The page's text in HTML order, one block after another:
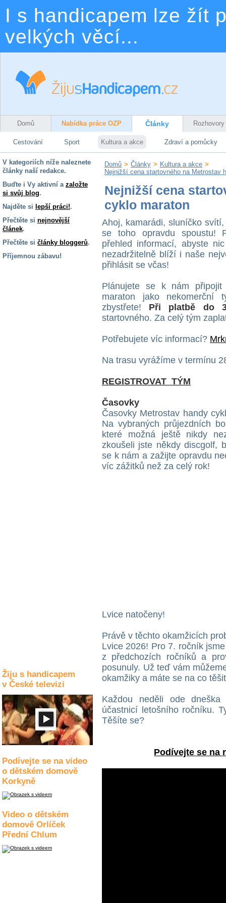
I s handicapem lze žít
velkých věcí...
Domů Nabídka práce OZP Články Rozhovory
Cestování Sport Kultura a akce Zdraví a pomůcky
V kategoriích níže naleznete
články naší redakce.
Buďte i Vy aktivní a založte
si svůj blog.
Najděte si lepší práci!.
Přečtěte si nejnovější
článek.
Přečtěte si články bloggerů.
Příjemnou zábavu!
Žiju s handicapem
v České televizi
Podívejte se na video
o dětském domově
Korkyně
Video o dětském
domově Orlíček
Přední Chlum
Domů > Články > Kultura a akce >
Nejnižší cena startovného na Metrostav
Nejnižší cena
cyklo maraton
Ahoj, kamarádi, sluníčko
se toho opravdu spoustu!
přehled informací, abyste
nezadržitelně blíží i naše
přihlásit se včas!
Plánujete se k nám
maraton jako nekomerční
zbystřete! Při platbě do
startovného. Za celý tým
Potřebujete víc informací?
Na trasu vyrážíme v termínu
REGISTROVAT TÝM
Časovky
Časovky Metrostav handy
Na vybraných průjezdních
které možná ještě nikdy
zkoušeli jste někdy discgolf,
se k nám a zažijte opravdu
víc zážitků než za celý rok!
Lvice natočeny!
Právě v těchto okamžicích
Lvice 2026! Pro 7. ročník
z předchozích ročníků a
posunuly. Už teď vám
okamžiky a máte se na co
Každou neděli ode
účastnicí letošního ročníku.
Těšíte se?
Podívejte se na